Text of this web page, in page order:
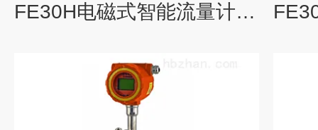
FE30H电磁式智能流量计厂_KEWILL